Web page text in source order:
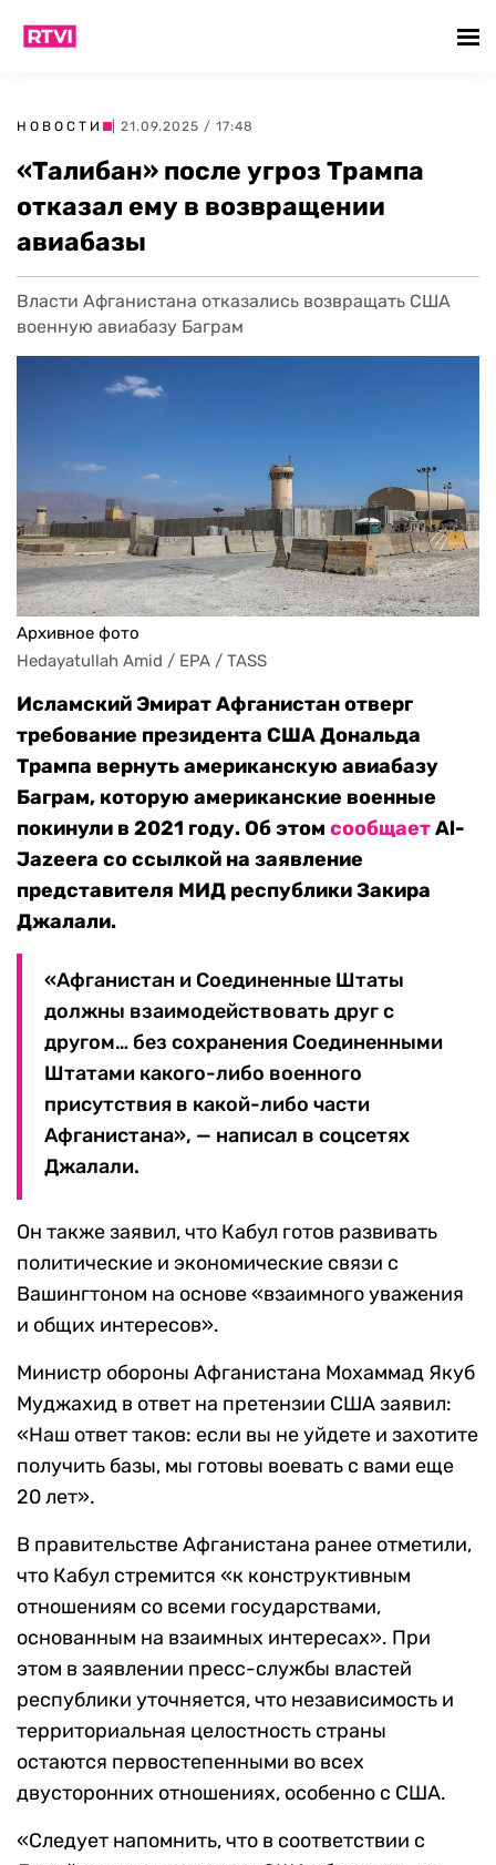
НОВОСТИ | 21.09.2025 / 17:48
«Талибан» после угроз Трампа
отказал ему в возвращении
авиабазы
Власти Афганистана отказались возвращать США
военную авиабазу Баграм
Архивное фото
Hedayatullah Amid / EPA / TASS
Исламский Эмират Афганистан отверг
требование президента США Дональда
Трампа вернуть американскую авиабазу
Баграм, которую американские военные
покинули в 2021 году. Об этом сообщаетAl-
Jazeera со ссылкой на заявление
представителя МИД республики Закира
Джалали.
«Афганистан и Соединенные Штаты
должны взаимодействовать друг с
другом… без сохранения Соединенными
Штатами какого-либо военного
присутствия в какой-либо части
Афганистана», — написал в соцсетях
Джалали.
Он также заявил, что Кабул готов развивать
политические и экономические связи с
Вашингтоном на основе «взаимного уважения
и общих интересов».
Министр обороны Афганистана Мохаммад Якуб
Муджахид в ответ на претензии США заявил:
«Наш ответ таков: если вы не уйдете и захотите
получить базы, мы готовы воевать с вами еще
20 лет».
В правительстве Афганистана ранее отметили,
что Кабул стремится «к конструктивным
отношениям со всеми государствами,
основанным на взаимных интересах». При
этом в заявлении пресс-службы властей
республики уточняется, что независимость и
территориальная целостность страны
остаются первостепенными во всех
двусторонних отношениях, особенно с США.
«Следует напомнить, что в соответствии с